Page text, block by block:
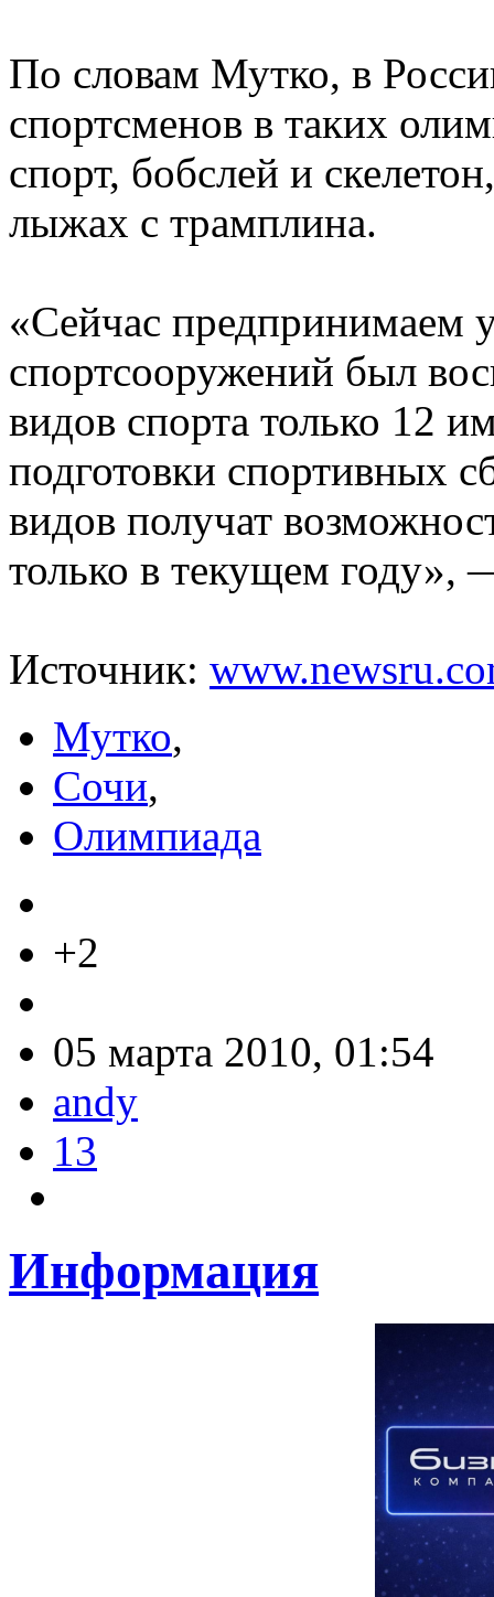
По словам Мутко, в
спортсменов в таких
спорт, бобслей и
лыжах с трамплина.
«Сейчас предпринимаем
спортсооружений был
видов спорта только 12
подготовки спортивных
видов получат
только в текущем году»,
Источник:
Мутко,
Сочи,
Олимпиада
+2
05 марта 2010, 01:54
andy
13
Информация